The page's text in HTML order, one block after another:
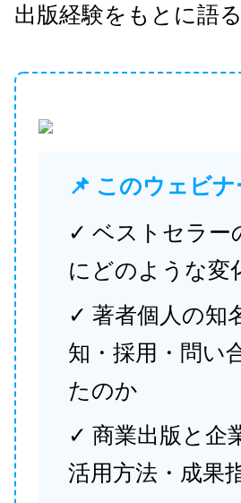
出版経験をもとに語
📌 このウェビ
✓ ベストセラー
にどのような変
✓ 著者個人の知
知・採用・問い
たのか
✓ 商業出版と企
活用方法・成果